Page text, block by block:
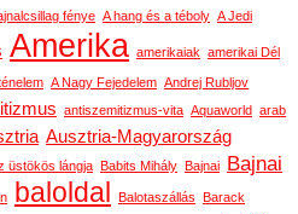
fénye A hang és a téboly A Jedi
Amerika amerikaiak amerikai Dél
A Nagy Fejedelem Andrej Rubljov
antiszemitizmus-vita Aquaworld arab
Ausztria-Magyarország
üstökös lángja Babits Mihály Bajnai Bajnai
baloldal Balotaszállás Barack